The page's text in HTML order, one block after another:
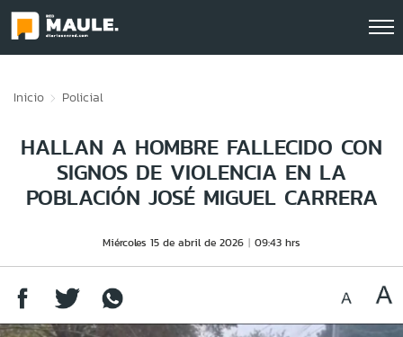
Inicio Policial
HALLAN A HOMBRE FALLECIDO CON
SIGNOS DE VIOLENCIA EN LA
POBLACIÓN JOSÉ MIGUEL CARRERA
Miércoles 15 de abril de 2026 09:43 hrs